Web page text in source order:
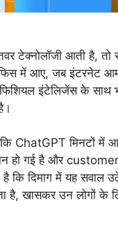
टेक्नोलॉजी आती है, तो
में आए, जब इंटरनेट आम
इंटेलिजेंस के साथ
मिनटों में
हो गई है और
कि दिमाग में यह सवाल
है, खासकर उन लोगों